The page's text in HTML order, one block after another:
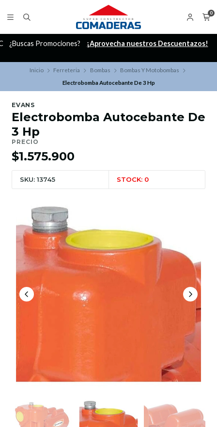
0
¿Buscas Promociones? ¡Aprovecha nuestros Descuentazos!
Inicio Ferreteria Bombas
Bombas Y Motobombas
Electrobomba Autocebante De 3 Hp
EVANS
Electrobomba Autocebante De
3 Hp
PRECIO
$1.575.900
SKU: 13745 STOCK: 0